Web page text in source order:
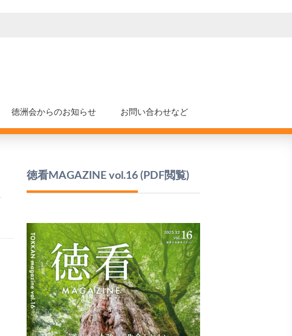
徳洲会からのお知らせ お問い合わせなど
徳看MAGAZINE vol.16(PDF閲覧)